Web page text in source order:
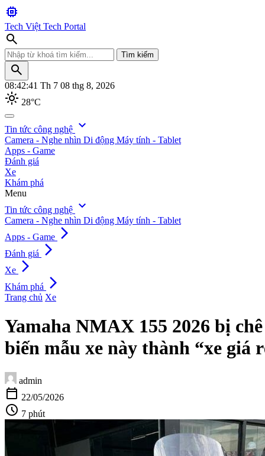
memory
Tech Việt Tech Portal
search
Tìm kiếm
search
08:42:43 Th 7 08 thg 8, 2026
light_mode 28°C
search
Tìm kiếm
Tin tức công nghệ expand_more
Camera - Nghe nhìn Di động Máy tính - Tablet
Apps - Game
Đánh giá
Xe
Khám phá
Menu
Tin tức công nghệ expand_more
Camera - Nghe nhìn Di động Máy tính - Tablet
Apps - Game arrow_forward_ios
Đánh giá arrow_forward_ios
Xe arrow_forward_ios
Khám phá arrow_forward_ios
Trang chủ Xe
Yamaha NMAX 155 2026 bị
biến mẫu xe này thành “xe giá
admin
calendar_today 22/05/2026
schedule 7 phút